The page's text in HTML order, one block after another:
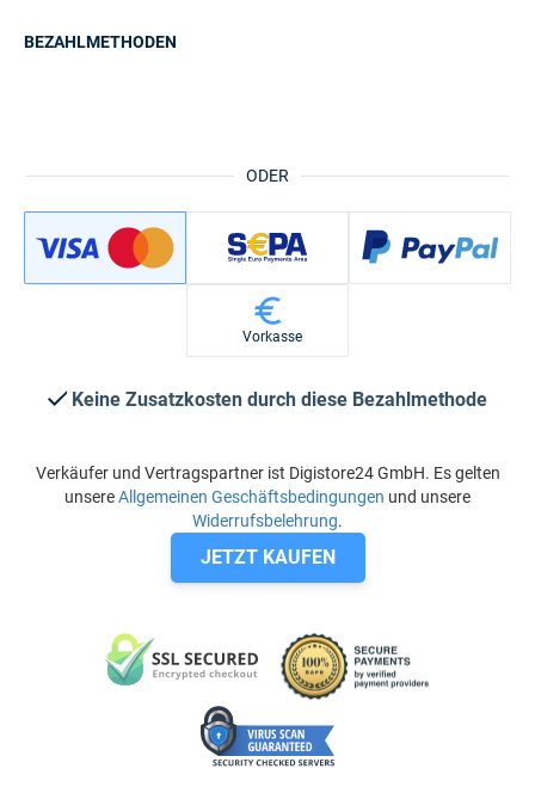
ODER
BEZAHLMETHODEN
Vorkasse
Keine Zusatzkosten durch diese Bezahlmethode
Verkäufer und Vertragspartner ist Digistore24 GmbH. Es gelten
unsereAllgemeinen Geschäftsbedingungen und unsere
Widerrufsbelehrung.
JETZT KAUFEN